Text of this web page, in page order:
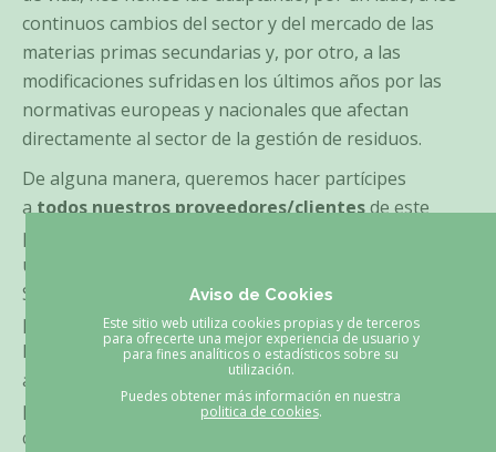
continuos cambios del sector y del mercado de las
materias primas secundarias y, por otro, a las
modificaciones sufridas en los últimos años por las
normativas europeas y nacionales que afectan
directamente al sector de la gestión de residuos.
De alguna manera, queremos hacer partícipes
atodos nuestros proveedores/clientesde este
premio, de la misma forma que lo entendemos como
un
Sin todos vosotros y sin vuestra confianza, hoy no
podríamos estar hablando de premios ni aniversarios.
Es por eso que podemos decir, con mucho orgullo y
alegría, que con este premio ponemos el punto de
partida a los actos que se van a desarrollar para la
celebración de nuestro centenario.
Aviso de Cookies
Este sitio web utiliza cookies propias y de terceros
para ofrecerte una mejor experiencia de usuario y
para fines analíticos o estadísticos sobre su
utilización.
Puedes obtener más información en nuestra
politica de cookies.